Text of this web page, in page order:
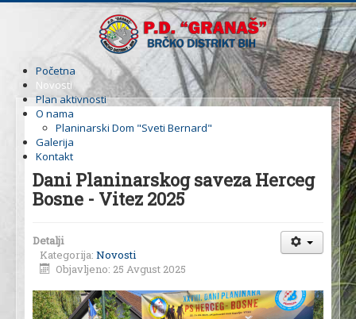
Početna
Novosti
Plan aktivnosti
O nama
Planinarski Dom "Sveti Bernard"
Galerija
Kontakt
Dani Planinarskog saveza Herceg
Bosne - Vitez 2025
Detalji
Kategorija: Novosti
Objavljeno: 25 Avgust 2025